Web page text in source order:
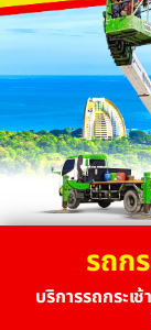
รถก
บริการรถกระเ